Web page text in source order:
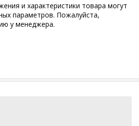
и характеристики товара могут
параметров. Пожалуйста,
у менеджера.